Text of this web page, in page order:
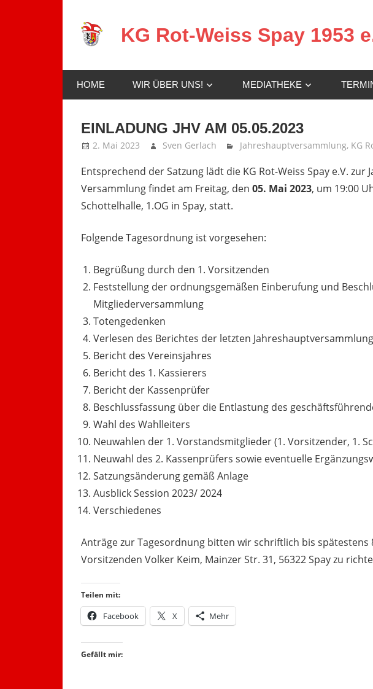
Inhalt
springen
KG Rot-Weiss Spay 1953
in
Spay!
HOME WIR ÜBER UNS! MEDIATHEKE
EINLADUNG JHV AM 05.05.2023
2. Mai 2023 Sven Gerlach Jahreshauptversammlung, KG
Entsprechend der Satzung lädt die KG Rot-Weiss Spay e.V.
Versammlung findet am Freitag, den 05. Mai 2023, um 19:00
Schottelhalle, 1.OG in Spay, statt.
Folgende Tagesordnung ist vorgesehen:
Begrüßung durch den 1. Vorsitzenden
Feststellung der ordnungsgemäßen Einberufung und
Mitgliederversammlung
Totengedenken
Verlesen des Berichtes der letzten Jahreshauptversammlung
Bericht des Vereinsjahres
Bericht des 1. Kassierers
Bericht der Kassenprüfer
Beschlussfassung über die Entlastung des
Wahl des Wahlleiters
Neuwahlen der 1. Vorstandsmitglieder (1. Vorsitzender, 1.
Neuwahl des 2. Kassenprüfers sowie eventuelle
Satzungsänderung gemäß Anlage
Ausblick Session 2023/ 2024
Verschiedenes
Anträge zur Tagesordnung bitten wir schriftlich bis spätestens
Vorsitzenden Volker Keim, Mainzer Str. 31, 56322 Spay zu
Teilen mit:
Facebook X Mehr
Gefällt mir: